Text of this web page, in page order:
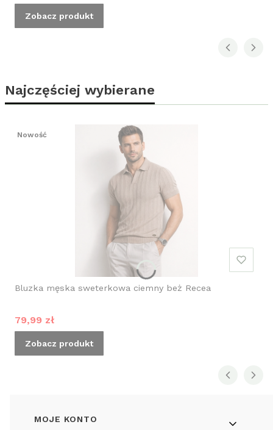
Zobacz produkt
Najczęściej wybierane
Nowość
Bluzka męska sweterkowa ciemny beż Recea
Cena promocyjna
79,99 zł
Zobacz produkt
Linki w stopce
MOJE KONTO